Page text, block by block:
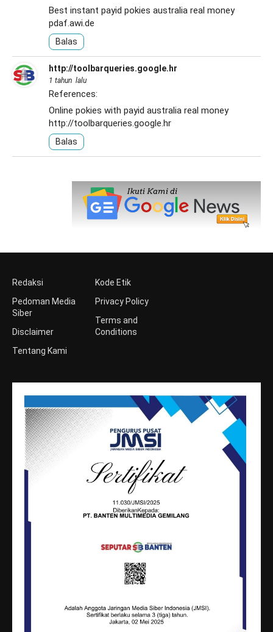
Best instant payid pokies australia real money
pdaf.awi.de
Balas
http://toolbarqueries.google.hr
1 tahun lalu
References:
Online pokies with payid australia real money
http://toolbarqueries.google.hr
Balas
Redaksi
Pedoman Media
Siber
Disclaimer
Tentang Kami
Kode Etik
Privacy Policy
Terms and
Conditions